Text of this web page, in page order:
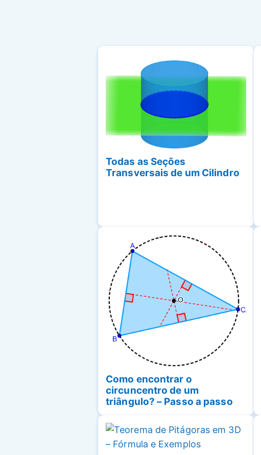
Todas as Seções
Transversais de um Cilindro
Como encontrar o
circuncentro de um
triângulo? – Passo a passo